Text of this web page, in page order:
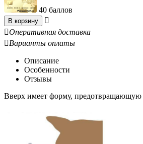
40 баллов
В корзину

Оперативная доставка
Варианты оплаты
Описание
Особенности
Отзывы
Вверх имеет форму, предотвращающую